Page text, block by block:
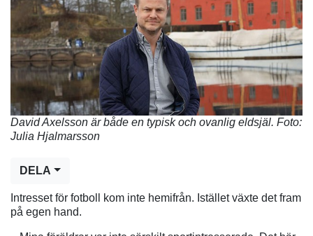
David Axelsson är både en typisk och ovanlig eldsjäl. Foto:
Julia Hjalmarsson
DELA
Intresset för fotboll kom inte hemifrån. Istället växte det fram
på egen hand.